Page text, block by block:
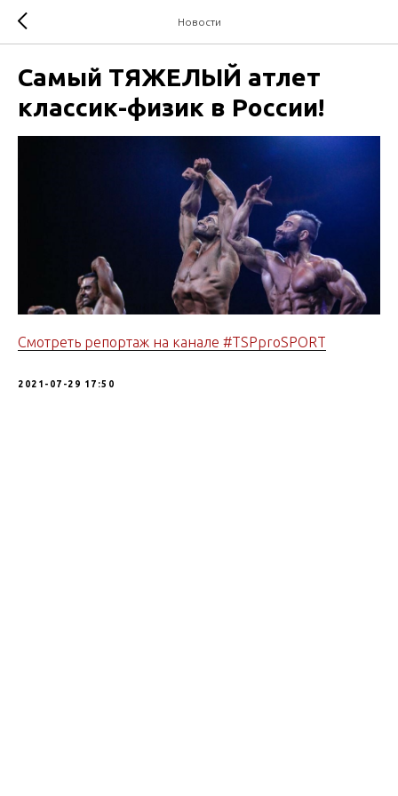
Новости
Самый ТЯЖЕЛЫЙ атлет
классик-физик в России!
Смотреть репортаж на канале #TSPproSPORT
2021-07-29 17:50